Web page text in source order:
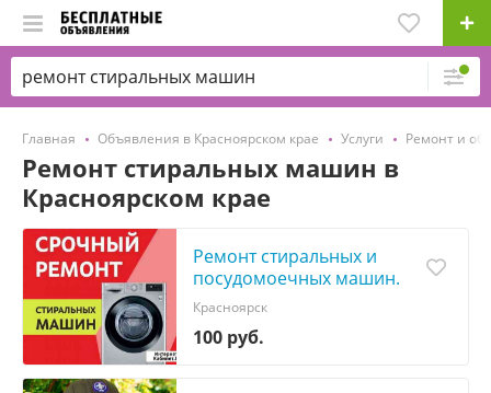
Главная Объявления в Красноярском крае Услуги Ремонт и
Ремонт стиральных машин в
Красноярском крае
Ремонт стиральных и
посудомоечных машин.
Выезд
100 руб.
Красноярск